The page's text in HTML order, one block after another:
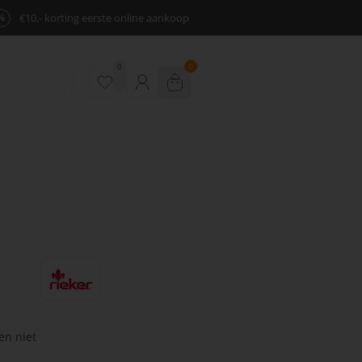
€10,- korting eerste online aankoop
0 0
niet